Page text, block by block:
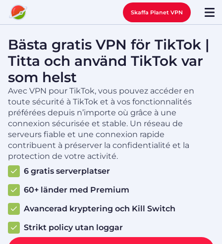
Skaffa Planet VPN
Bästa gratis VPN för TikTok |
Titta och använd TikTok var
som helst
Avec VPN pour TikTok, vous pouvez accéder en
toute sécurité à TikTok et à vos fonctionnalités
préférées depuis n’importe où grâce à une
connexion sécurisée et stable. Un réseau de
serveurs fiable et une connexion rapide
contribuent à préserver la confidentialité et la
protection de votre activité.
6 gratis serverplatser
60+ länder med Premium
Avancerad kryptering och Kill Switch
Strikt policy utan loggar